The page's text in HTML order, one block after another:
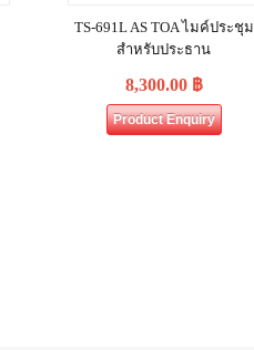
TS-691L AS TOA ไมค์ประชุม
สำหรับประธาน
8,300.00 ฿
Product Enquiry